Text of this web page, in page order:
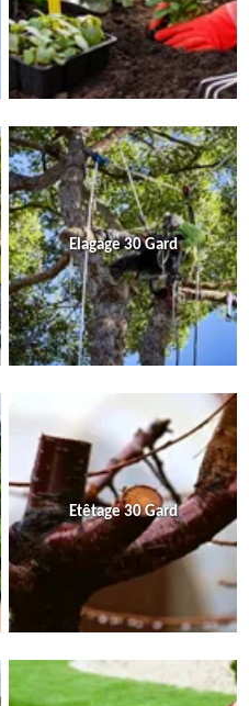
Elagage 30 Gard
Etêtage 30 Gard